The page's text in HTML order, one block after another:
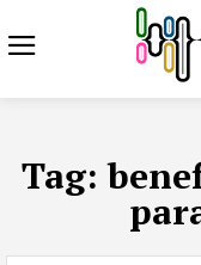
Tag: